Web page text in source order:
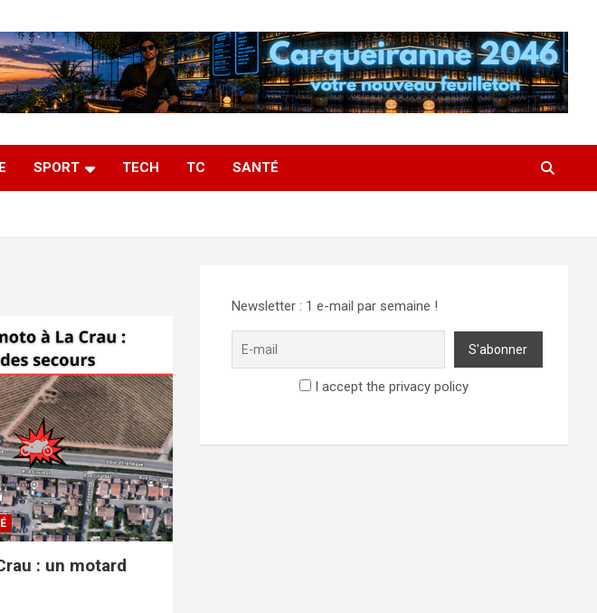
SPORT TECH TC SANTÉ
: un motard
Newsletter : 1 e-mail par semaine !
I accept the privacy policy